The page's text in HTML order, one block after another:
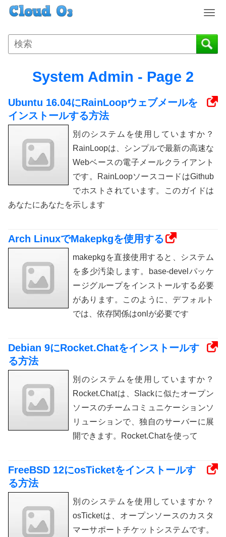
T
g
g
v
a
t
i
n
System Admin - Page 2
Ubuntu 16.04にRainLoopウェブメールを
インストールする方法
別のシステムを使用していますか？
RainLoopは、シンプルで最新の高速な
Webベースの電子メールクライアント
です。RainLoopソースコードはGithub
でホストされています。このガイドは
あなたにあなたを示します
Arch LinuxでMakepkgを使用する
makepkgを直接使用すると、システム
を多少汚染します。base-develパッケ
ージグループをインストールする必要
があります。このように、デフォルト
では、依存関係はonlが必要です
Debian 9にRocket.Chatをインストールす
る方法
別のシステムを使用していますか？
Rocket.Chatは、Slackに似たオープン
ソースのチームコミュニケーションソ
リューションで、独自のサーバーに展
開できます。Rocket.Chatを使って
FreeBSD 12にosTicketをインストールす
る方法
別のシステムを使用していますか？
osTicketは、オープンソースのカスタ
マーサポートチケットシステムです。